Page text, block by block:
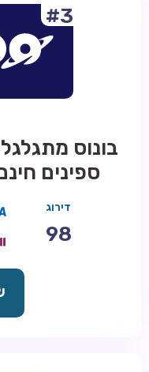
#3
ספינים
דירוג
98